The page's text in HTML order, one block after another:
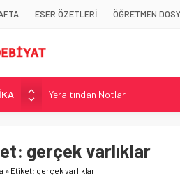
ESER ÖZETLERİ ÖĞRETMEN
Yeraltından Notlar
Aylak Adam
Demiryolu Hikâyecileri
Korkuyu Beklerken
gerçek varlıklar
» Etiket: gerçek varlıklar